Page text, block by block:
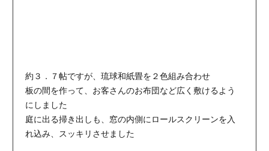
約３．７帖ですが、琉球和紙畳を２色組み合わせ
板の間を作って、お客さんのお布団など広く敷けるよう
にしました
庭に出る掃き出しも、窓の内側にロールスクリーンを入
れ込み、スッキリさせました